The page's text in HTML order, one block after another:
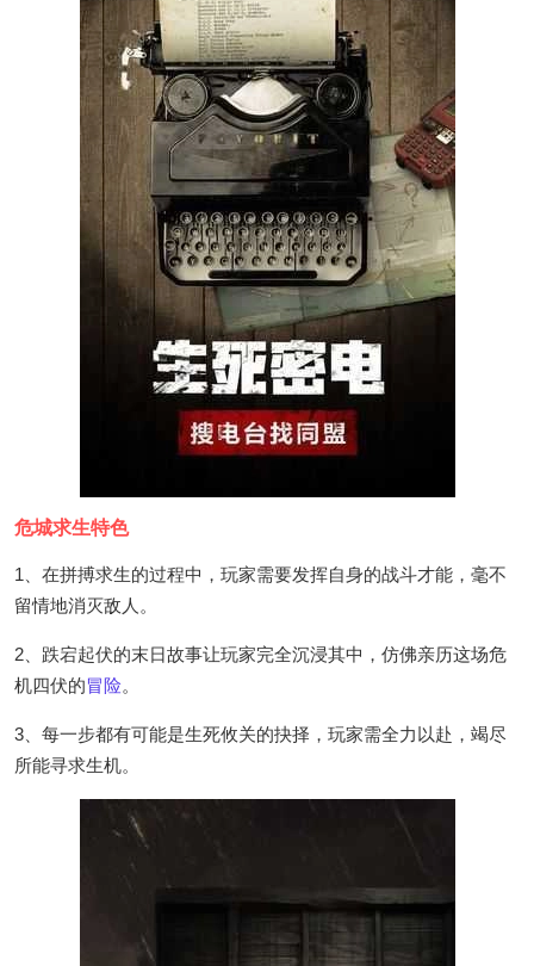
危城求生特色
1、在拼搏求生的过程中，玩家需要发挥自身的战斗才能，毫不
留情地消灭敌人。
2、跌宕起伏的末日故事让玩家完全沉浸其中，仿佛亲历这场危
机四伏的冒险。
3、每一步都有可能是生死攸关的抉择，玩家需全力以赴，竭尽
所能寻求生机。